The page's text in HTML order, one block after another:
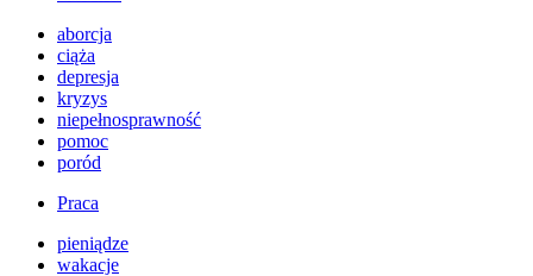
aborcja
ciąża
depresja
kryzys
niepełnosprawność
pomoc
poród
Praca
pieniądze
wakacje